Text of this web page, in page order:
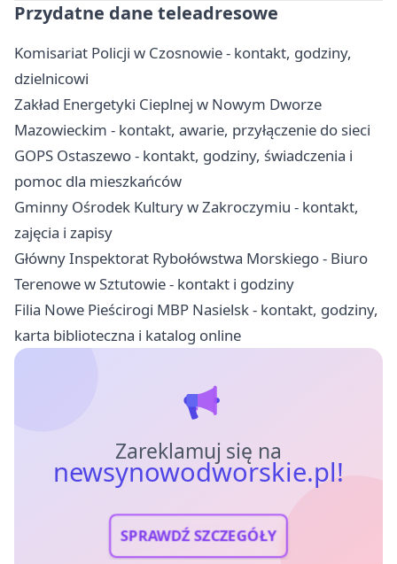
Przydatne dane teleadresowe
Komisariat Policji w Czosnowie - kontakt, godziny,
dzielnicowi
Zakład Energetyki Cieplnej w Nowym Dworze
Mazowieckim - kontakt, awarie, przyłączenie do sieci
GOPS Ostaszewo - kontakt, godziny, świadczenia i
pomoc dla mieszkańców
Gminny Ośrodek Kultury w Zakroczymiu - kontakt,
zajęcia i zapisy
Główny Inspektorat Rybołówstwa Morskiego - Biuro
Terenowe w Sztutowie - kontakt i godziny
Filia Nowe Pieścirogi MBP Nasielsk - kontakt, godziny,
karta biblioteczna i katalog online
Zareklamuj się na
newsynowodworskie.pl!
SPRAWDŹ SZCZEGÓŁY